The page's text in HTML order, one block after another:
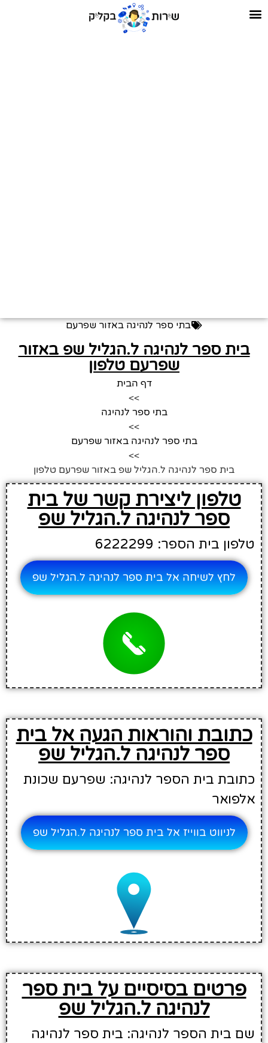
בתי ספר לנהיגה באזור שפרעם
בית ספר לנהיגה ל.הגליל שפ באזור
שפרעם טלפון
דף הבית
>>
בתי ספר לנהיגה
>>
בתי ספר לנהיגה באזור שפרעם
>>
בית ספר לנהיגה ל.הגליל שפ באזור שפרעם טלפון
טלפון ליצירת קשר של בית
ספר לנהיגה ל.הגליל שפ
טלפון בית הספר: 6222299
לחץ לשיחה אל בית ספר לנהיגה ל.הגליל שפ
כתובת והוראות הגעה אל בית
ספר לנהיגה ל.הגליל שפ
כתובת בית הספר לנהיגה: שפרעם שכונת
אלפואר
לניווט בווייז אל בית ספר לנהיגה ל.הגליל שפ
פרטים בסיסיים על בית ספר
לנהיגה ל.הגליל שפ
שם בית הספר לנהיגה: בית ספר לנהיגה